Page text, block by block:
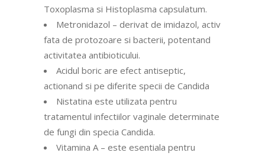
Toxoplasma si Histoplasma capsulatum.
Metronidazol – derivat de imidazol, activ
fata de protozoare si bacterii, potentand
activitatea antibioticului.
Acidul boric are efect antiseptic,
actionand si pe diferite specii de Candida
Nistatina este utilizata pentru
tratamentul infectiilor vaginale determinate
de fungi din specia Candida.
Vitamina A – este esentiala pentru